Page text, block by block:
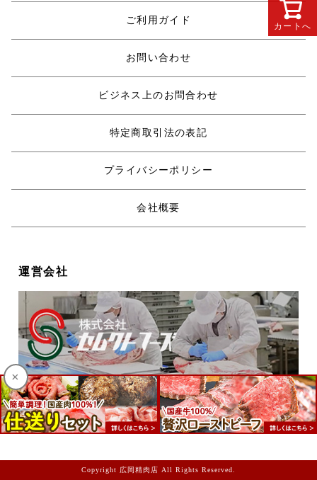
×
カートへ
ご利用ガイド
お問い合わせ
ビジネス上のお問合わせ
特定商取引法の表記
プライバシーポリシー
会社概要
運営会社
Copyright 広岡精肉店 All Rights Reserved.